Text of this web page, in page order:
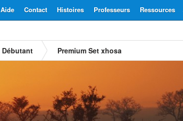
Ressources
Professeurs
Histoires
Contact
Aide
Débutant Premium Set xhosa